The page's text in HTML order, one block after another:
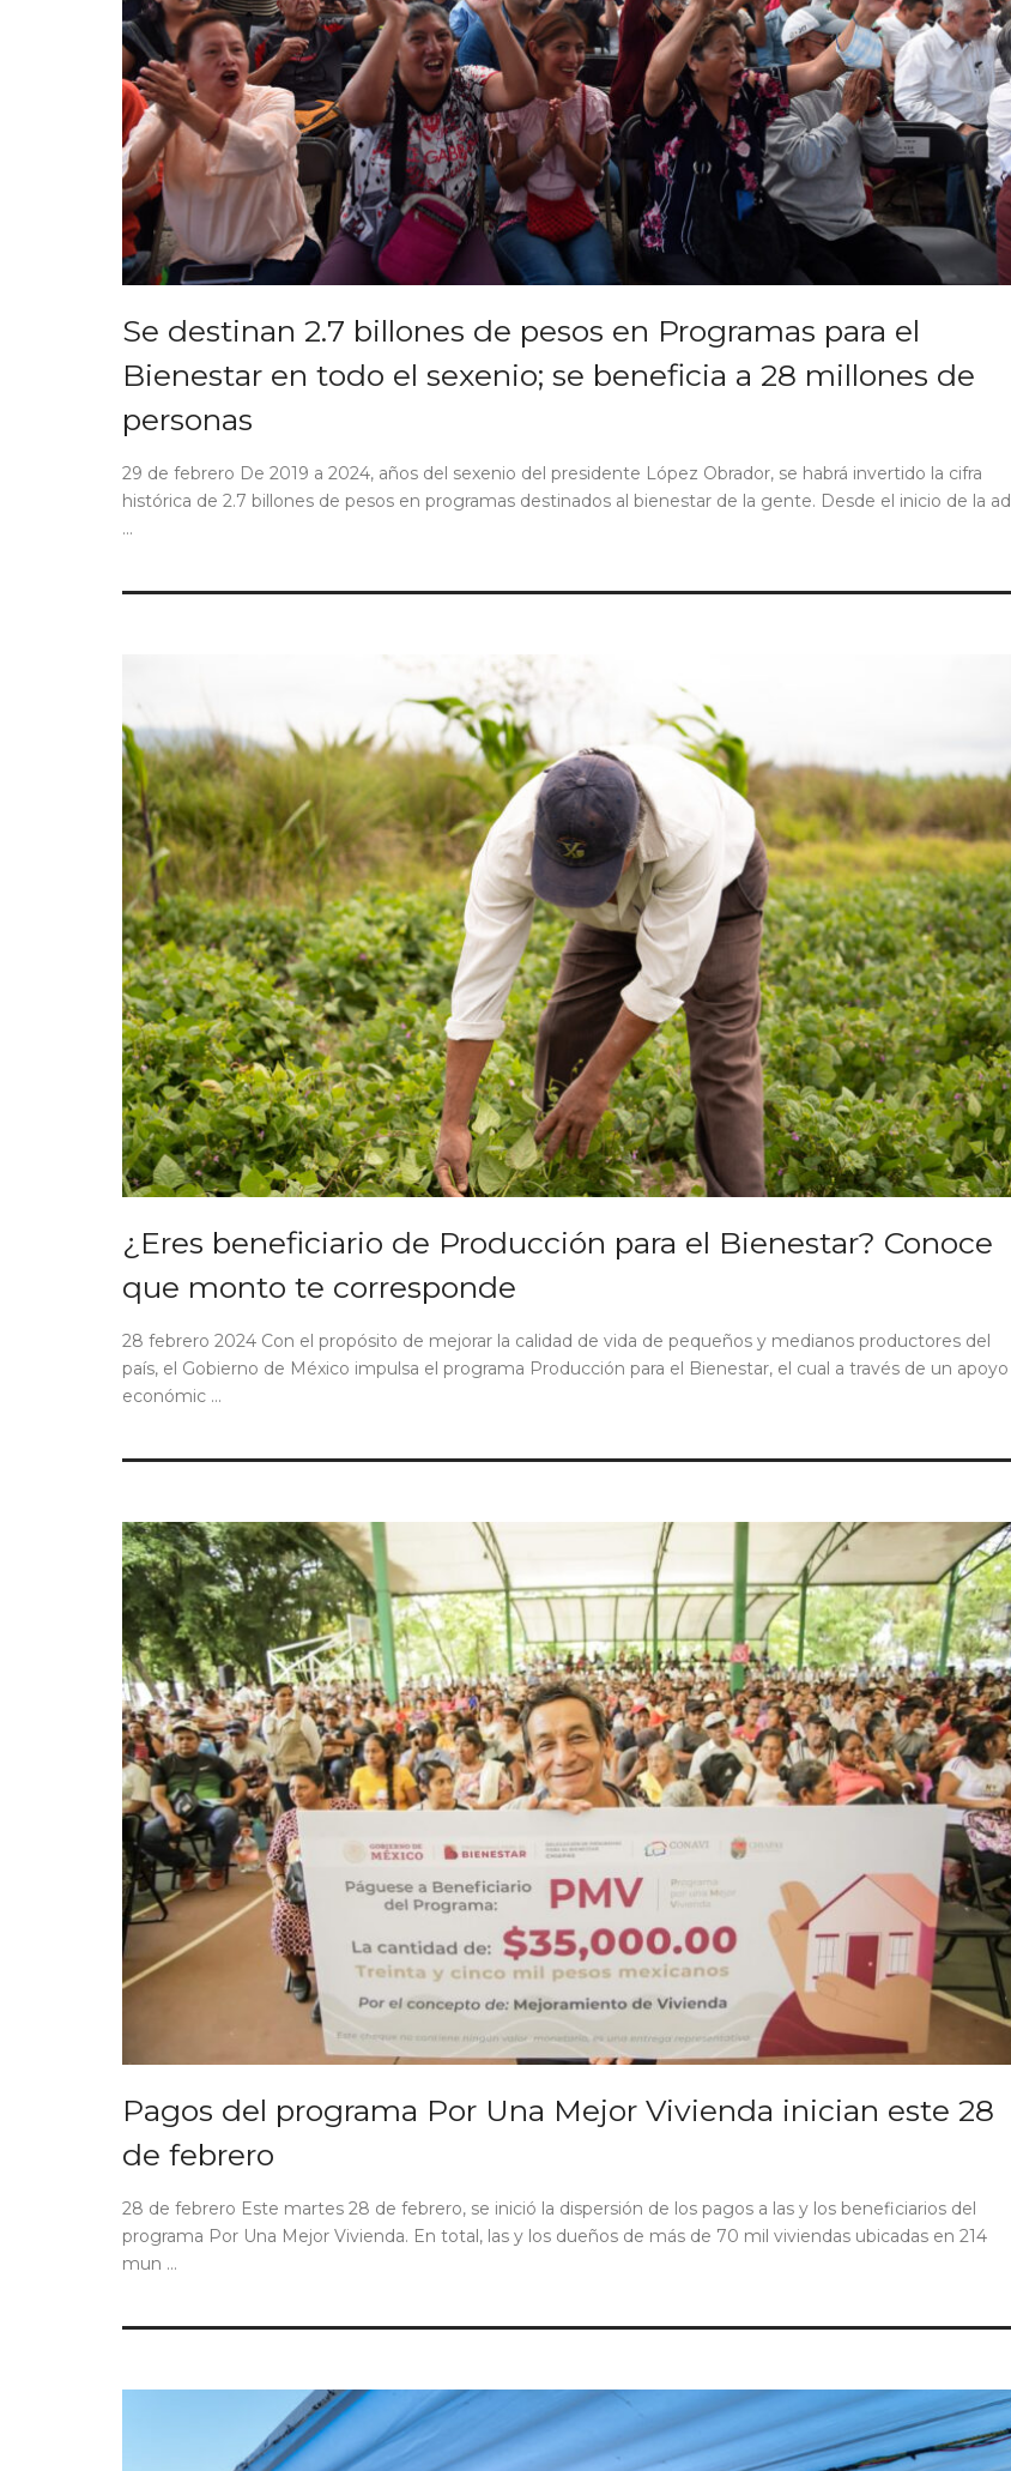
Se destinan 2.7 billones de pesos en Programas para el
Bienestar en todo el sexenio; se beneficia a 28 millones de
personas
29 de febrero De 2019 a 2024, años del sexenio del presidente López Obrador, se habrá invertido la cifra
histórica de 2.7 billones de pesos en programas destinados al bienestar de la gente. Desde el inicio de la ad
...
¿Eres beneficiario de Producción para el Bienestar? Conoce
que monto te corresponde
28 febrero 2024 Con el propósito de mejorar la calidad de vida de pequeños y medianos productores del
país, el Gobierno de México impulsa el programa Producción para el Bienestar, el cual a través de un apoyo
económic ...
Pagos del programa Por Una Mejor Vivienda inician este 28
de febrero
28 de febrero Este martes 28 de febrero, se inició la dispersión de los pagos a las y los beneficiarios del
programa Por Una Mejor Vivienda. En total, las y los dueños de más de 70 mil viviendas ubicadas en 214
mun ...